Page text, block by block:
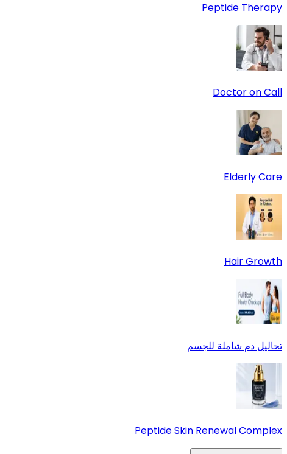
Peptide Therapy
Doctor on Call
Elderly Care
Hair Growth
تحاليل دم شاملة للجسم
Peptide Skin Renewal Complex